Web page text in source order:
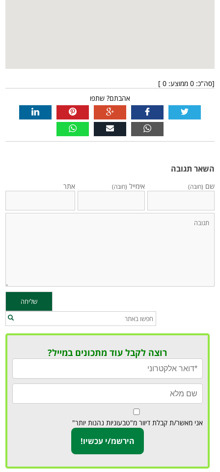
[סה"כ: 0 ממוצע: 0
]
אהבתם? שתפו
השאר תגובה
שם (חובה) אימייל (חובה) אתר
רוצה לקבל עוד מתכונים במייל?
אני מאשר/ת קבלת דיוור מ"טבעוניות נהנות יותר"